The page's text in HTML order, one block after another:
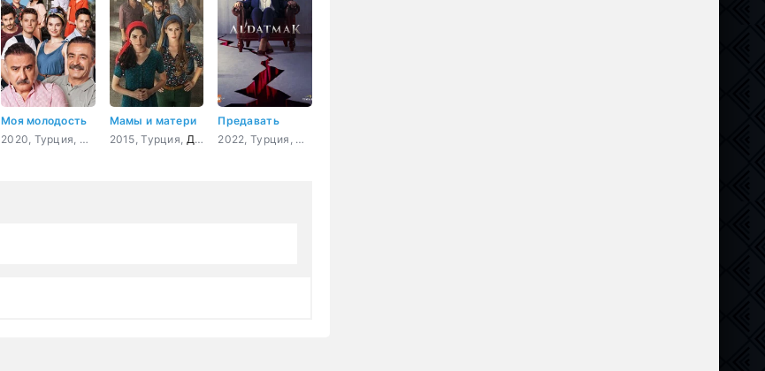
,Приключения
,Криминал
Моя молодость
2020, Турция,
Комедия
Мамы и матери
2015, Турция, Драма
Предавать
2022, Турция,
Драма